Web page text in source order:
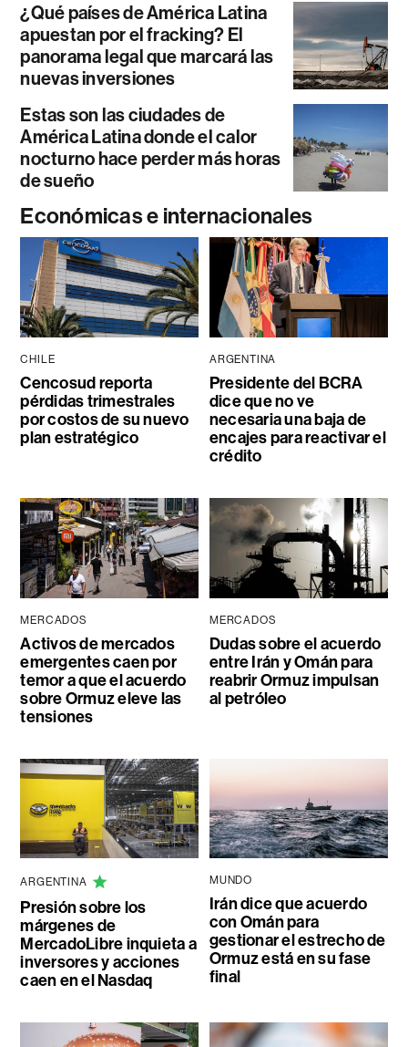
¿Qué países de América Latina
apuestan por el fracking? El
panorama legal que marcará las
nuevas inversiones
Estas son las ciudades de
América Latina donde el calor
nocturno hace perder más horas
de sueño
Económicas e internacionales
CHILE
Cencosud reporta
pérdidas trimestrales
por costos de su nuevo
plan estratégico
ARGENTINA
Presidente del BCRA
dice que no ve
necesaria una baja de
encajes para reactivar el
crédito
MERCADOS
Activos de mercados
emergentes caen por
temor a que el acuerdo
sobre Ormuz eleve las
tensiones
MERCADOS
Dudas sobre el acuerdo
entre Irán y Omán para
reabrir Ormuz impulsan
al petróleo
ARGENTINA
Presión sobre los
márgenes de
MercadoLibre inquieta a
inversores y acciones
caen en el Nasdaq
MUNDO
Irán dice que acuerdo
con Omán para
gestionar el estrecho de
Ormuz está en su fase
final